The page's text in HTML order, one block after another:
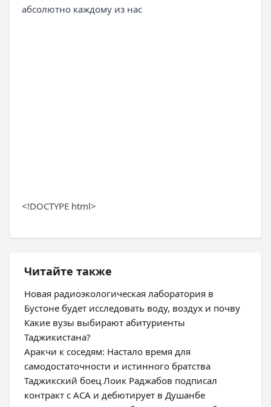
абсолютно каждому из нас
<!DOCTYPE html>
Читайте также
Новая радиоэкологическая лаборатория в
Бустоне будет исследовать воду, воздух и почву
Какие вузы выбирают абитуриенты
Таджикистана?
Аракчи к соседям: Настало время для
самодостаточности и истинного братства
Таджикский боец Лоик Раджабов подписал
контракт с ACA и дебютирует в Душанбе